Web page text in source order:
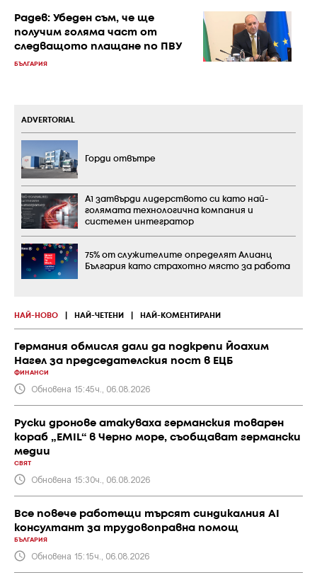
Радев: Убеден съм, че ще
получим голяма част от
следващото плащане по ПВУ
БЪЛГАРИЯ
НАЙ-НОВО НАЙ-ЧЕТЕНИ НАЙ-КОМЕНТИРАНИ
Германия обмисля дали да подкрепи Йоахим
Нагел за председателския пост в ЕЦБ
ФИНАНСИ
Обновена 15:45ч., 06.08.2026
Руски дронове атакуваха германския товарен
кораб „EMIL“ в Черно море, съобщават германски
медии
СВЯТ
Обновена 15:30ч., 06.08.2026
Все повече работещи търсят синдикалния AI
консултант за трудовоправна помощ
БЪЛГАРИЯ
Обновена 15:15ч., 06.08.2026
ADVERTORIAL
Горди отвътре
А1 затвърди лидерството си като най-
голямата технологична компания и
системен интегратор
75% от служителите определят Алианц
България като страхотно място за работа